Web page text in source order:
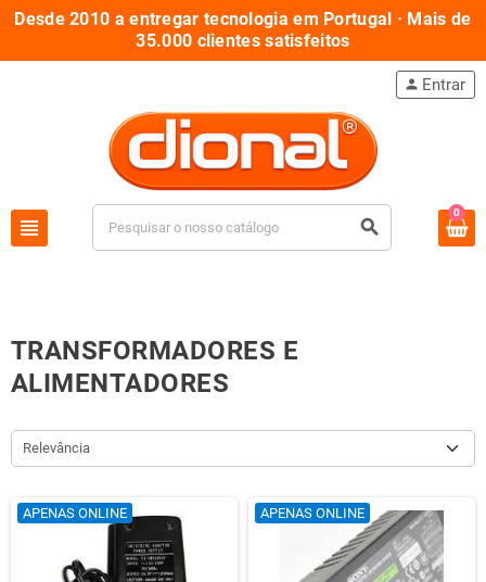
Desde 2010 a entregar tecnologia em Portugal · Mais de
35.000 clientes satisfeitos
view_headline search
person Entrar
0
TRANSFORMADORES E
ALIMENTADORES
Relevância
APENAS ONLINE APENAS ONLINE